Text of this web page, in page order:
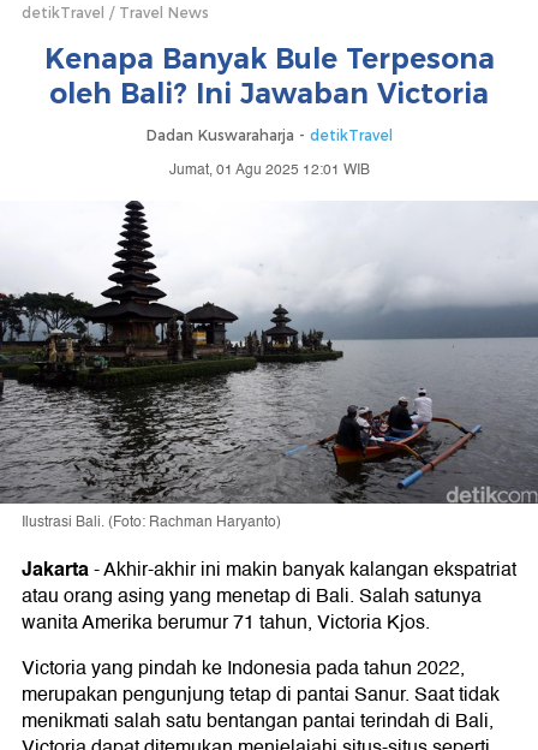
detikTravel Travel News
Kenapa Banyak Bule Terpesona
oleh Bali? Ini Jawaban Victoria
Dadan Kuswaraharja - detikTravel
Jumat, 01 Agu 2025 12:01 WIB
Ilustrasi Bali. (Foto: Rachman Haryanto)
Jakarta-Akhir-akhir ini makin banyak kalangan ekspatriat
atau orang asing yang menetap di Bali. Salah satunya
wanita Amerika berumur 71 tahun, Victoria Kjos.
Victoria yang pindah ke Indonesia pada tahun 2022,
merupakan pengunjung tetap di pantai Sanur. Saat tidak
menikmati salah satu bentangan pantai terindah di Bali,